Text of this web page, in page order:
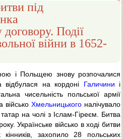
під
договору. Події
війни в 1652-
і Польщею знову розпочалися
відбулася на кордоні Галичини і
чисельність польської армії
військо Хмельницькогоналічувало
на чолі з Іслам-Гіреєм. Битва
Українське військо в ході битви
захопило 28 польських